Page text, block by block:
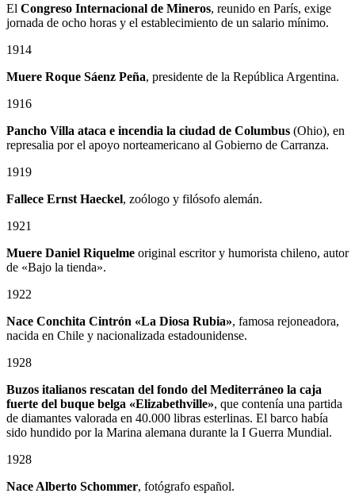
El Congreso Internacional de Mineros, reunido en París, exige
jornada de ocho horas y el establecimiento de un salario mínimo.
1914
Muere Roque Sáenz Peña, presidente de la República Argentina.
1916
Pancho Villa ataca e incendia la ciudad de Columbus (Ohio), en
represalia por el apoyo norteamericano al Gobierno de Carranza.
1919
Fallece Ernst Haeckel, zoólogo y filósofo alemán.
1921
Muere Daniel Riquelme original escritor y humorista chileno, autor
de «Bajo la tienda».
1922
Nace Conchita Cintrón «La Diosa Rubia», famosa rejoneadora,
nacida en Chile y nacionalizada estadounidense.
1928
Buzos italianos rescatan del fondo del Mediterráneo la caja
fuerte del buque belga «Elizabethville», que contenía una partida
de diamantes valorada en 40.000 libras esterlinas. El barco había
sido hundido por la Marina alemana durante la I Guerra Mundial.
1928
Nace Alberto Schommer, fotógrafo español.